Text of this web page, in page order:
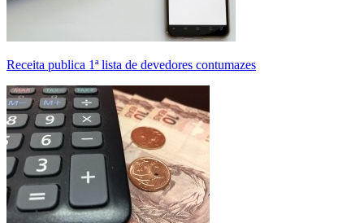
Receita publica 1ª lista de devedores contumazes